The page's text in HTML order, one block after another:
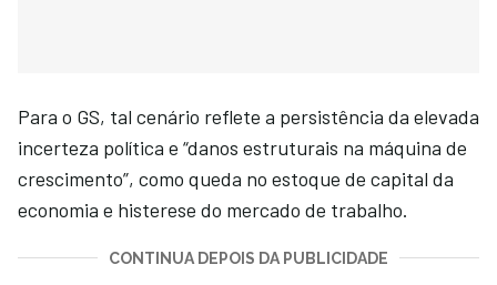
Para o GS, tal cenário reflete a persistência da elevada
incerteza política e “danos estruturais na máquina de
crescimento”, como queda no estoque de capital da
economia e histerese do mercado de trabalho.
CONTINUA DEPOIS DA PUBLICIDADE